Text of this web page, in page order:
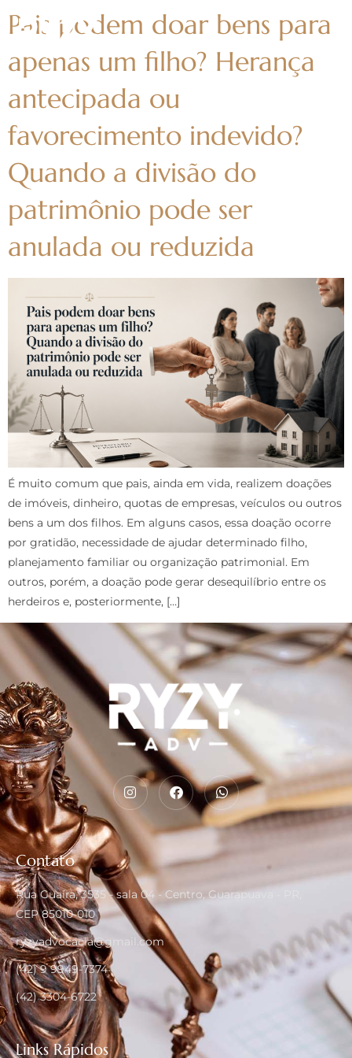
Pais podem doar bens para
apenas um filho? Herança
antecipada ou
favorecimento indevido?
Quando a divisão do
patrimônio pode ser
anulada ou reduzida
É muito comum que pais, ainda em vida, realizem doações
de imóveis, dinheiro, quotas de empresas, veículos ou outros
bens a um dos filhos. Em alguns casos, essa doação ocorre
por gratidão, necessidade de ajudar determinado filho,
planejamento familiar ou organização patrimonial. Em
outros, porém, a doação pode gerar desequilíbrio entre os
herdeiros e, posteriormente, […]
Contato
Rua Guaíra, 3535 - sala 04 - Centro, Guarapuava - PR,
CEP 85010-010
ryzyadvocacia@gmail.com
(42) 9 9949-7374
(42) 3304-6722
Links Rápidos